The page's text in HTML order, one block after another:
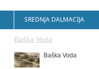
SREDNJA DALMACIJA
Baška Voda
Baška Voda